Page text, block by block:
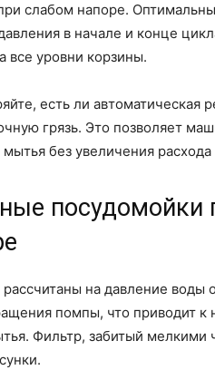
слабом напоре.
в начале и конце
все уровни корзины.
есть ли автоматическая
грязь. Это позволяет
без увеличения
посудомойки
на давление воды
помпы, что приводит
Фильтр, забитый